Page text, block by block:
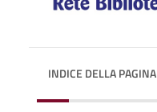
INDICE DELLA PAGINA